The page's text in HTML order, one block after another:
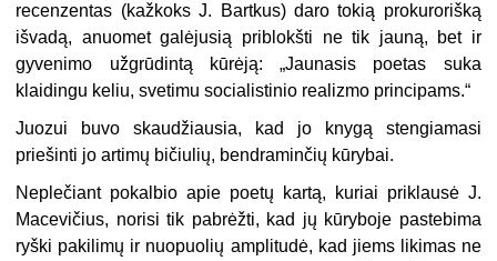
recenzentas (kažkoks J. Bartkus) daro tokią prokurorišką
iš­vadą, anuomet galėjusią priblokšti ne tik jauną, bet ir
gyvenimo užgrūdintą kūrėją: „Jaunasis poetas suka
klaidingu keliu, svetimu socialistinio realizmo principams.“
Juozui buvo skaudžiausia, kad jo knygą stengiamasi
priešinti jo artimų bičiu­lių, bendraminčių kūrybai.
Neplečiant pokalbio apie poetų kartą, kuriai priklausė J.
Macevičius, norisi tik pabrėžti, kad jų kūryboje pastebima
ryški pakilimų ir nuopuolių amplitudė, kad jiems likimas ne